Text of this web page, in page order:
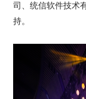
司、统信软件技术
持。